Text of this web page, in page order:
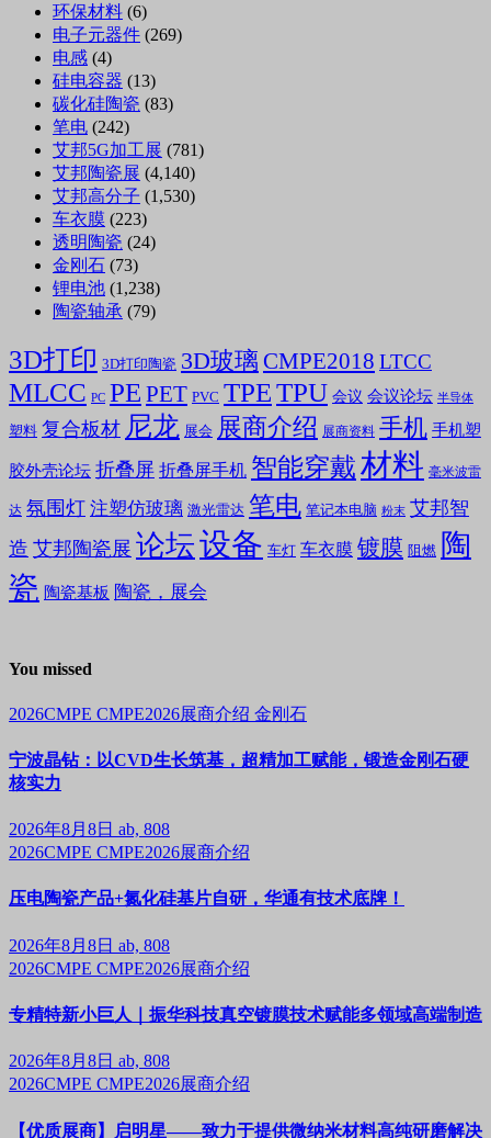
环保材料 (6)
电子元器件 (269)
电感 (4)
硅电容器 (13)
碳化硅陶瓷 (83)
笔电 (242)
艾邦5G加工展 (781)
艾邦陶瓷展 (4,140)
艾邦高分子 (1,530)
车衣膜 (223)
透明陶瓷 (24)
金刚石 (73)
锂电池 (1,238)
陶瓷轴承 (79)
3D打印 3D打印陶瓷 3D玻璃 CMPE2018 LTCC
MLCC PC PE PET PVC TPETPU 会议 会议论坛 半导体
塑料 复合板材 尼龙 展会 展商介绍 展商资料 手机 手机塑
胶外壳论坛 折叠屏 折叠屏手机 智能穿戴材料 毫米波雷
达 氛围灯 注塑仿玻璃 激光雷达 笔电 笔记本电脑 粉末 艾邦智
造 艾邦陶瓷展 论坛设备 车灯 车衣膜 镀膜 阻燃 陶
瓷 陶瓷基板 陶瓷，展会
You missed
2026CMPE CMPE2026展商介绍 金刚石
宁波晶钻：以CVD生长筑基，超精加工赋能，锻造金刚石硬
核实力
2026年8月8日 ab, 808
2026CMPE CMPE2026展商介绍
压电陶瓷产品+氮化硅基片自研，华通有技术底牌！
2026年8月8日 ab, 808
2026CMPE CMPE2026展商介绍
专精特新小巨人｜振华科技真空镀膜技术赋能多领域高端制造
2026年8月8日 ab, 808
2026CMPE CMPE2026展商介绍
【优质展商】启明星——致力于提供微纳米材料高纯研磨解决